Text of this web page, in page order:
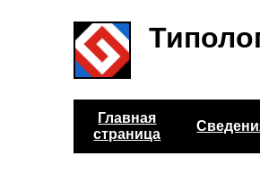
Главная
страница